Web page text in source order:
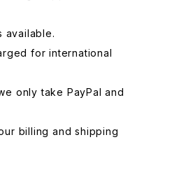
available.
for international
only take PayPal and
billing and shipping